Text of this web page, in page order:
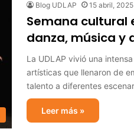
Blog UDLAP 15 abril, 2025
Semana cultural
danza, música y
La UDLAP vivió una
artísticas que llenaron de
talento a diferentes
Leer más »